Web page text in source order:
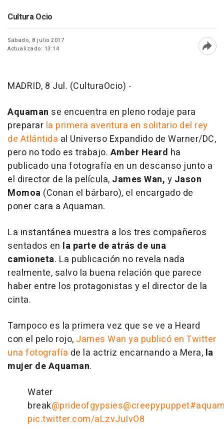
Cultura Ocio
Sábado, 8 julio 2017
Actualizado: 13:14
MADRID, 8 Jul. (CulturaOcio) -
Aquaman se encuentra en pleno rodaje para
preparar la primera aventura en solitario del rey
de Atlántida al Universo Expandido de Warner/DC,
pero no todo es trabajo. Amber Heard ha
publicado una fotografía en un descanso junto a
el director de la película, James Wan, y Jason
Momoa (Conan el bárbaro), el encargado de
poner cara a Aquaman.
La instantánea muestra a los tres compañeros
sentados en la parte de atrás de una
camioneta. La publicación no revela nada
realmente, salvo la buena relación que parece
haber entre los protagonistas y el director de la
cinta.
Tampoco es la primera vez que se ve a Heard
con el pelo rojo, James Wan ya publicó en Twitter
una fotografía de la actriz encarnando a Mera, la
mujer de Aquaman.
Water
break@prideofgypsies@creepypuppet
pic.twitter.com/aLzvJuIvO8